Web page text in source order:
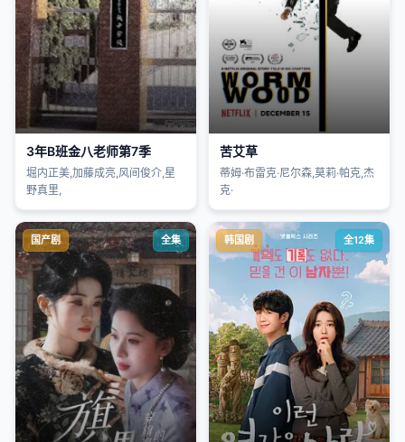
3年B班金八老师第7季
堀内正美,加藤成亮,风间俊介,星
野真里,
苦艾草
蒂姆·布雷克·尼尔森,莫莉·帕克,杰
克·
国产剧 全集 韩国剧 全12集